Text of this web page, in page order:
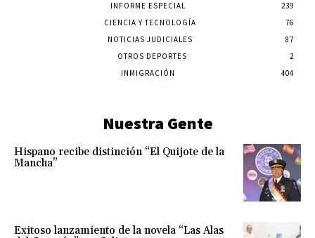
INFORME ESPECIAL
239
CIENCIA Y TECNOLOGÍA
76
NOTICIAS JUDICIALES
87
OTROS DEPORTES
2
INMIGRACIÓN
404
Nuestra Gente
Hispano recibe distinción “El Quijote de la
Mancha”
Exitoso lanzamiento de la novela “Las Alas